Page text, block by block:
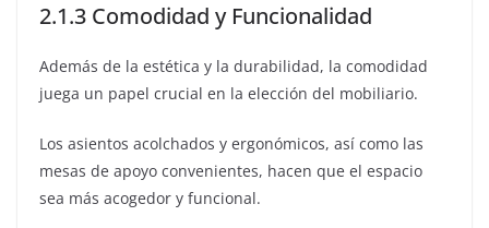
2.1.3 Comodidad y Funcionalidad
Además de la estética y la durabilidad, la comodidad
juega un papel crucial en la elección del mobiliario.
Los asientos acolchados y ergonómicos, así como las
mesas de apoyo convenientes, hacen que el espacio
sea más acogedor y funcional.